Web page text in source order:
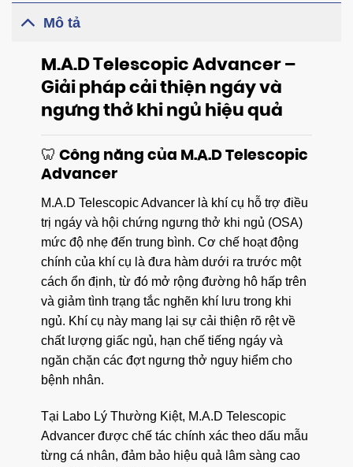
Mô tả
M.A.D Telescopic Advancer –
Giải pháp cải thiện ngáy và
ngưng thở khi ngủ hiệu quả
🦷 Công năng của M.A.D Telescopic
Advancer
M.A.D Telescopic Advancer là khí cụ hỗ trợ điều
trị ngáy và hội chứng ngưng thở khi ngủ (OSA)
mức độ nhẹ đến trung bình. Cơ chế hoạt động
chính của khí cụ là đưa hàm dưới ra trước một
cách ổn định, từ đó mở rộng đường hô hấp trên
và giảm tình trạng tắc nghẽn khí lưu trong khi
ngủ. Khí cụ này mang lại sự cải thiện rõ rệt về
chất lượng giấc ngủ, hạn chế tiếng ngáy và
ngăn chặn các đợt ngưng thở nguy hiểm cho
bệnh nhân.
Tại Labo Lý Thường Kiệt, M.A.D Telescopic
Advancer được chế tác chính xác theo dấu mẫu
từng cá nhân, đảm bảo hiệu quả lâm sàng cao